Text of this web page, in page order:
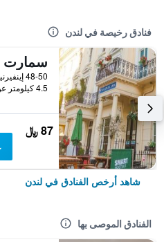
فنادق رخيصة في لندن
4.5 كيلومتر عن وسط المدينة
87 ﷼
شاهد أرخص الفنادق في لندن
الفنادق الموصى بها